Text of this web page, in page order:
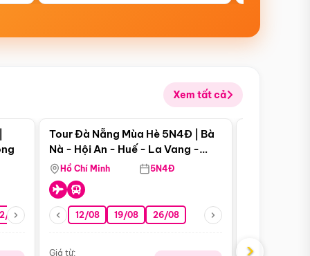
Xem tất cả
08 26/08 05/09 09/09 12/09
Điểm nổi bật
Tour Đà Nẵng Mùa Hè 5N4Đ | Bà
Nà - Hội An - Huế - La Vang -
Động Thiên Đường
Hồ Chí Minh 5N4Đ
12/08 19/08 26/08
Giá từ: Giá từ:
›